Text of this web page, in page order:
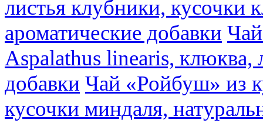
листья клубники, кусочки
ароматические добавки
Aspalathus linearis, клюква,
добавки Чай «Ройбуш» из
кусочки миндаля,